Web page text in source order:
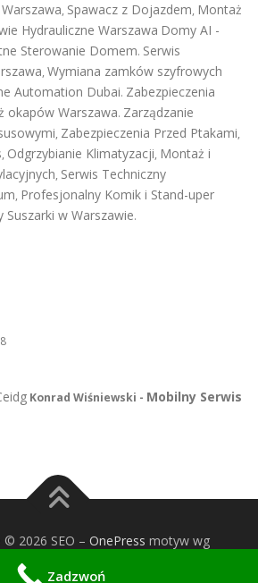
, Spawacz z Dojazdem, Montaż
Hydrauliczne Warszawa Domy AI -
Sterowanie Domem. Serwis
, Wymiana zamków szyfrowych
Automation Dubai. Zabezpieczenia
okapów Warszawa. Zarządzanie
, Zabezpieczenia Przed Ptakami,
, Odgrzybianie Klimatyzacji, Montaż i
, Serwis Techniczny
, Profesjonalny Komik i Stand-uper
w Warszawie.
Konrad Wiśniewski - Mobilny Serwis
2026 SEO – OnePress motyw wg
FameThemes
Zadzwoń